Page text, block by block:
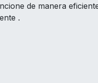
de manera
.